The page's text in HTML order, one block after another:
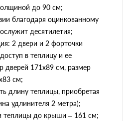
до 90 см;
благодаря оцинкованному
десятилетия;
2 двери и 2 форточки
в теплицу и ее
дверей 171х89 cм, размер
см;
длину теплицы, приобретая
удлинителя 2 метра);
теплицы до крыши – 161 см;